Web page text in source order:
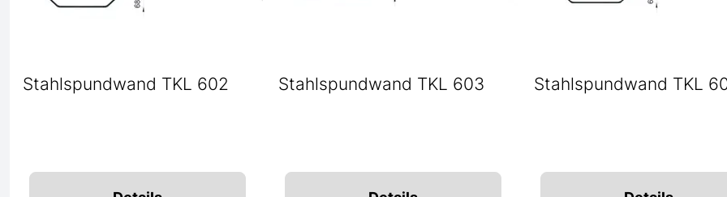
Stahlspundwand TKL 602 Stahlspundwand TKL 603 Stahlspundwand TKL